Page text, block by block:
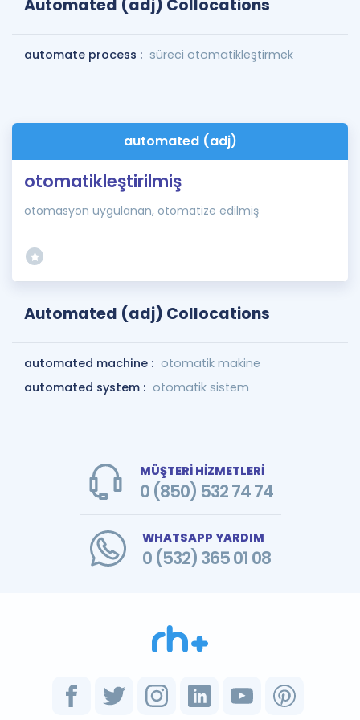
Automated (adj) Collocations
automate process : süreci otomatikleştirmek
automated (adj)
otomatikleştirilmiş
otomasyon uygulanan, otomatize edilmiş
Automated (adj) Collocations
automated machine : otomatik makine
automated system : otomatik sistem
MÜŞTERİ HİZMETLERİ
0 (850) 532 74 74
WHATSAPP YARDIM
0 (532) 365 01 08